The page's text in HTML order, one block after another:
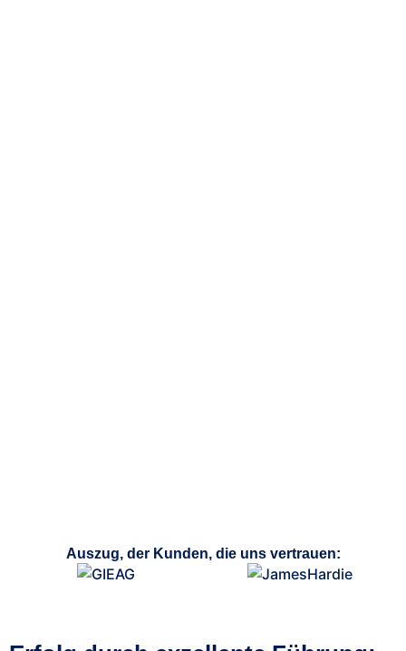
Auszug, der Kunden, die uns vertrauen: